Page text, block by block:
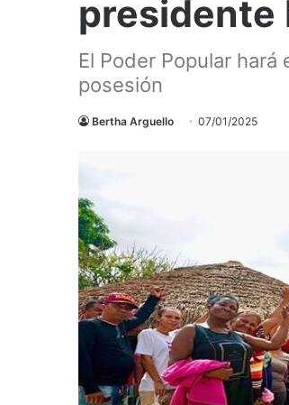
presidente
El Poder Popular
posesión
Bertha Arguello 07/01/2025